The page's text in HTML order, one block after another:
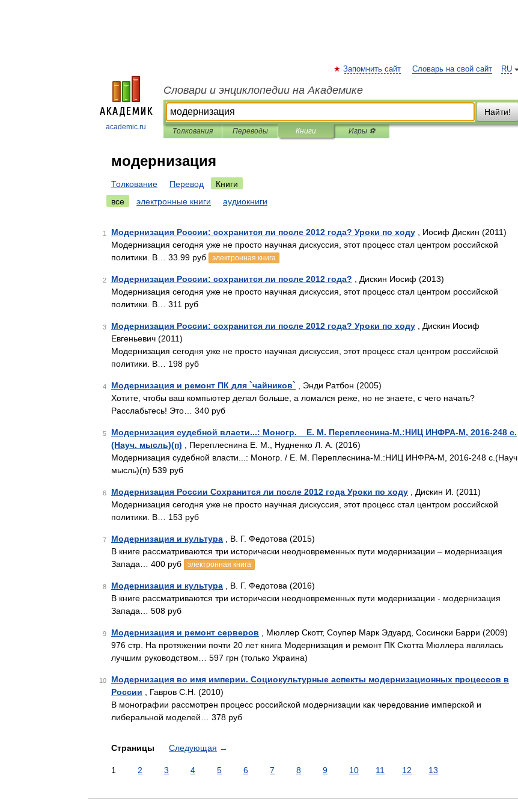
academic.ru
RU
Запомнить сайт Словарь на свой сайт
Словари и энциклопедии на Академике
Найти!
Толкования Переводы Книги Игры ⚽
модернизация
Толкование Перевод
Книги
все
электронные книги аудиокниги
1 Модернизация России: сохранится ли после 2012 года? Уроки по ходу , Иосиф Дискин (2011)
Модернизация сегодня уже не просто научная дискуссия, этот процесс стал центром российской
политики. В… 33.99 руб
электронная книга
2 Модернизация России: сохранится ли после 2012 года? , Дискин Иосиф (2013)
Модернизация сегодня уже не просто научная дискуссия, этот процесс стал центром российской
политики. В… 311 руб
3 Модернизация России: сохранится ли после 2012 года? Уроки по ходу , Дискин Иосиф
Евгеньевич (2011)
Модернизация сегодня уже не просто научная дискуссия, этот процесс стал центром российской
политики. В… 198 руб
4 Модернизация и ремонт ПК для `чайников` , Энди Ратбон (2005)
Хотите, чтобы ваш компьютер делал больше, а ломался реже, но не знаете, с чего начать?
Расслабьтесь! Это… 340 руб
5
Модернизация судебной власти...: Моногр. _ Е. М. Переплеснина-М.:НИЦ ИНФРА-М, 2016-248 с.
(Науч. мысль)(п) , Переплеснина Е. М., Нудненко Л. А. (2016)
Модернизация судебной власти...: Моногр. / Е. М. Переплеснина-М.:НИЦ ИНФРА-М, 2016-248 с.(Науч.
мысль)(п) 539 руб
6 Модернизация России Сохранится ли после 2012 года Уроки по ходу , Дискин И. (2011)
Модернизация сегодня уже не просто научная дискуссия, этот процесс стал центром российской
политики. В… 153 руб
7 Модернизация и культура , В. Г. Федотова (2015)
В книге рассматриваются три исторически неодновременных пути модернизации – модернизация
Запада… 400 руб
электронная книга
8 Модернизация и культура , В. Г. Федотова (2016)
В книге рассматриваются три исторически неодновременных пути модернизации - модернизация
Запада… 508 руб
9 Модернизация и ремонт серверов , Мюллер Скотт, Соупер Марк Эдуард, Сосински Барри (2009)
976 стр. На протяжении почти 20 лет книга Модернизация и ремонт ПК Скотта Мюллера являлась
лучшим руководством… 597 грн (только Украина)
10
Модернизация во имя империи. Социокультурные аспекты модернизационных процессов в
России , Гавров С.Н. (2010)
В монографии рассмотрен процесс российской модернизации как чередование имперской и
либеральной моделей… 378 руб
Страницы Следующая →
1 2 3 4 5 6 7 8 9 10 11 12 13